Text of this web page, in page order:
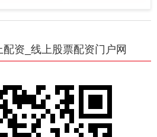
资_线上股票配资门户网